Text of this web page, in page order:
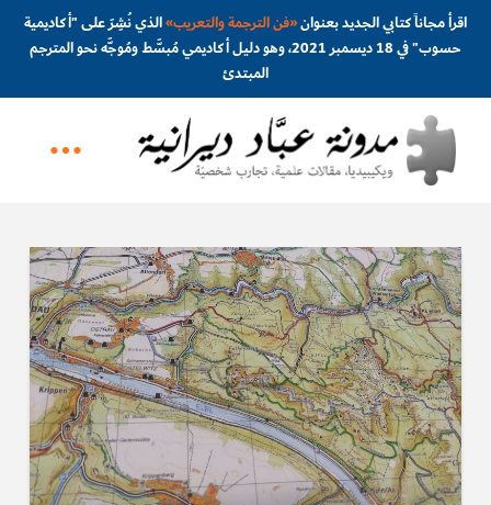
اقرأ مجاناً كتابي الجديد بعنوان«فن الترجمة والتعريب»الذي نُشِرَ على "أكاديمية
حسوب" في 18 ديسمبر 2021، وهو دليل أكاديمي مُبسَّط ومُوجَّه نحو المترجم
المبتدئ